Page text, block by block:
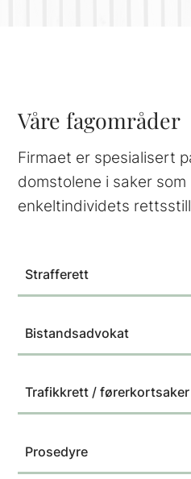
Våre fagområder
Firmaet er spesialisert
domstolene i saker
enkeltindividets
Strafferett
Bistandsadvokat
Trafikkrett / førerkortsaker
Prosedyre